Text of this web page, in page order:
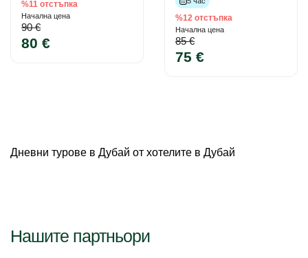
%11 отстъпка
Начална цена
90 €
80 €
%12 отстъпка
Начална цена
85 €
75 €
Дневни турове в Дубай от хотелите в Дубай
Нашите партньори